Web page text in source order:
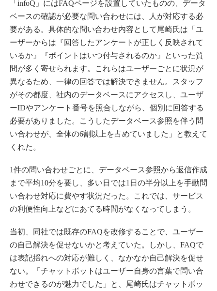
「infoQ」にはFAQページを設置していたものの、データ
ベースの確認が必要な問い合わせには、人が対応する必
要がある。具体的な問い合わせ内容として尾崎氏は「ユ
ーザーからは『回答したアンケートが正しく反映されて
いるか』『ポイントはいつ付与されるのか』といった質
問が多く寄せられます。これらはユーザーごとに状況が
異なるため、一律の回答では解決できません。スタッフ
がその都度、社内のデータベースにアクセスし、ユーザ
ーIDやアンケート番号を照合しながら、個別に回答する
必要がありました。こうしたデータベース参照を伴う問
い合わせが、全体の6割以上を占めていました」と教えて
くれた。
1件の問い合わせごとに、データベース参照から返信作成
まで平均10分を要し、多い日では1日の半分以上を手動問
い合わせ対応に費やす状況だった。これでは、サービス
の利便性向上などにあてる時間がなくなってしまう。
当初、同社では既存のFAQを改修することで、ユーザー
の自己解決を促せないかと考えていた。しかし、FAQで
は表記揺れへの対応が難しく、なかなか自己解決を促せ
ない。「チャットボットはユーザー自身の言葉で問い合
わせできるのが魅力でした」と、尾崎氏はチャットボッ